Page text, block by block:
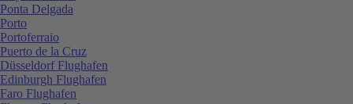
Ponta Delgada
Porto
Portoferraio
Puerto de la Cruz
Düsseldorf Flughafen
Edinburgh Flughafen
Faro Flughafen